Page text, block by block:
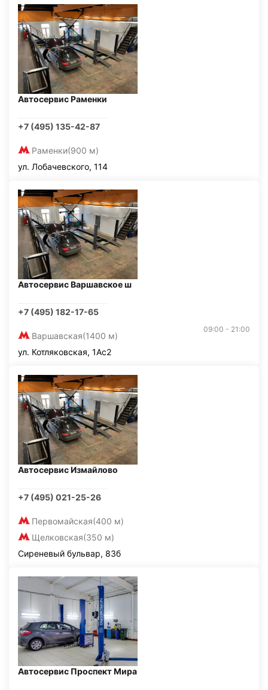
Автосервис Раменки
+7 (495) 135-42-87
Раменки(900 м)
ул. Лобачевского, 114
Автосервис Варшавское ш
+7 (495) 182-17-65
Варшавская(1400 м)
09:00 - 21:00
ул. Котляковская, 1Ас2
Автосервис Измайлово
+7 (495) 021-25-26
Первомайская(400 м)
Щелковская(350 м)
Сиреневый бульвар, 83б
Автосервис Проспект Мира